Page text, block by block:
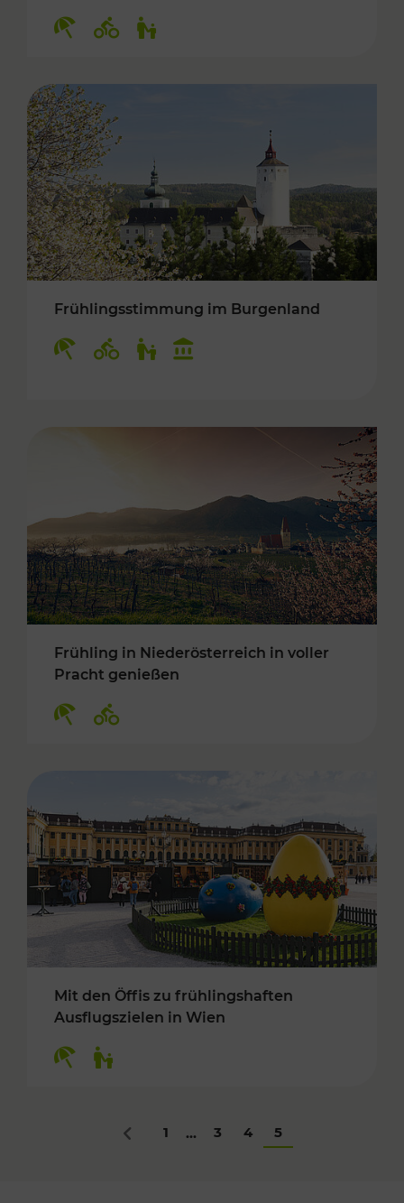
Frühlingsstimmung im Burgenland
Frühling in Niederösterreich in voller
Pracht genießen
Mit den Öffis zu frühlingshaften
Ausflugszielen in Wien
Zurück
1 ... 3 4 5